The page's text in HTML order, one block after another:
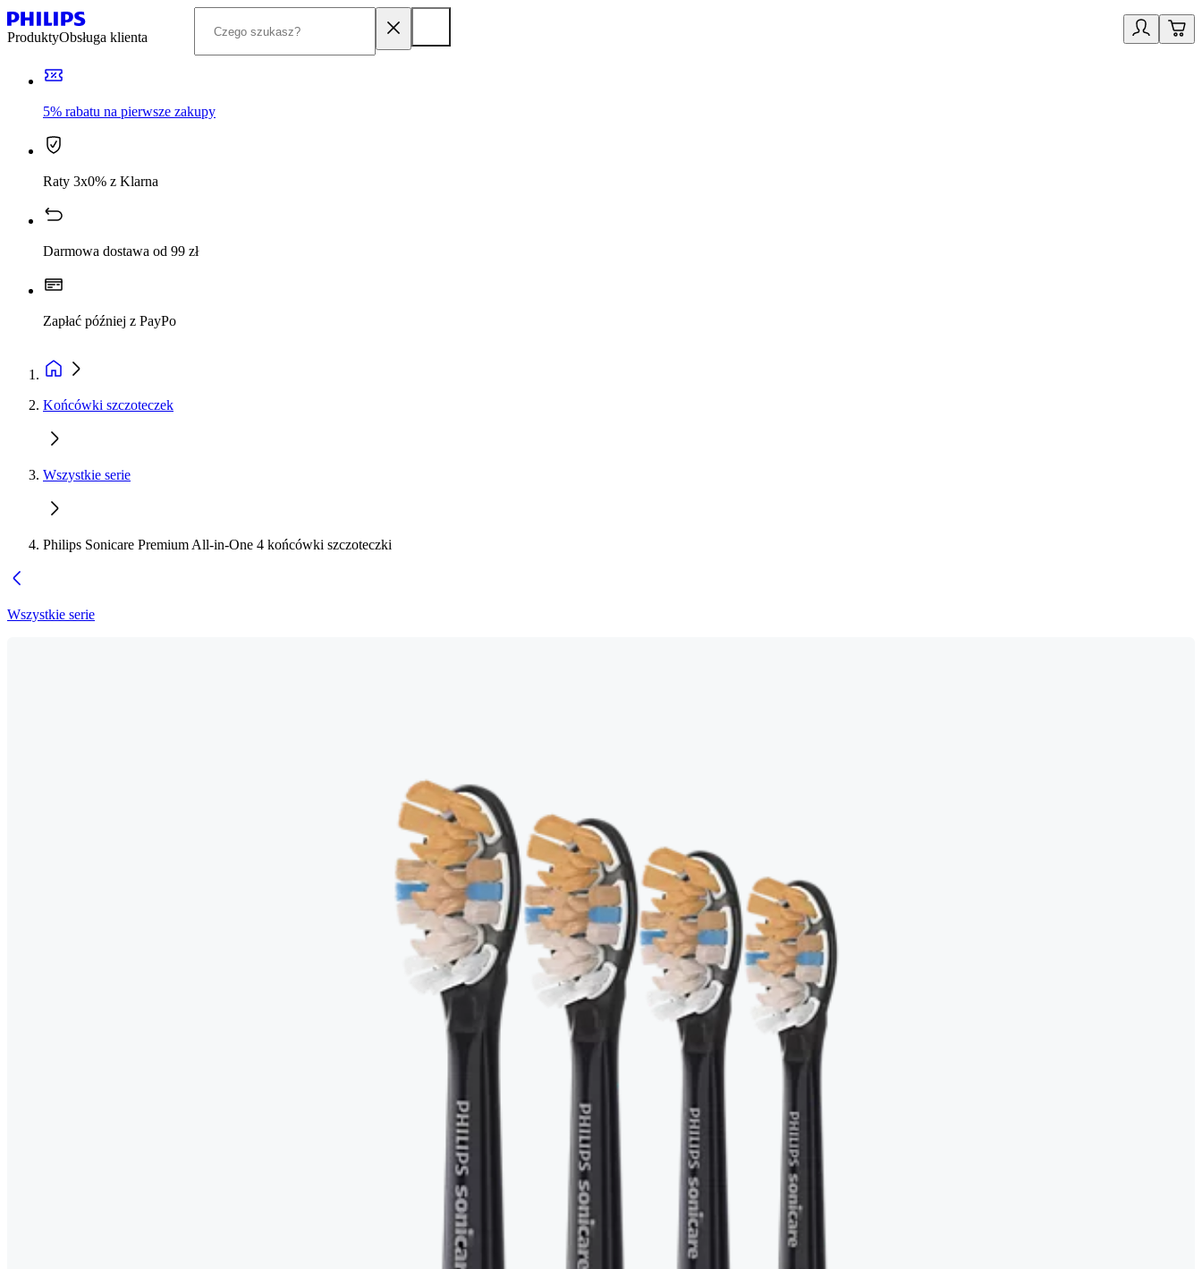
ProduktyObsługa klienta
5% rabatu na pierwsze zakupy
Raty 3x0% z Klarna
Darmowa dostawa od 99 zł
Zapłać później z PayPo
Końcówki szczoteczek
Wszystkie serie
Philips Sonicare Premium All-in-One 4 końcówki szczoteczki
Wszystkie serie